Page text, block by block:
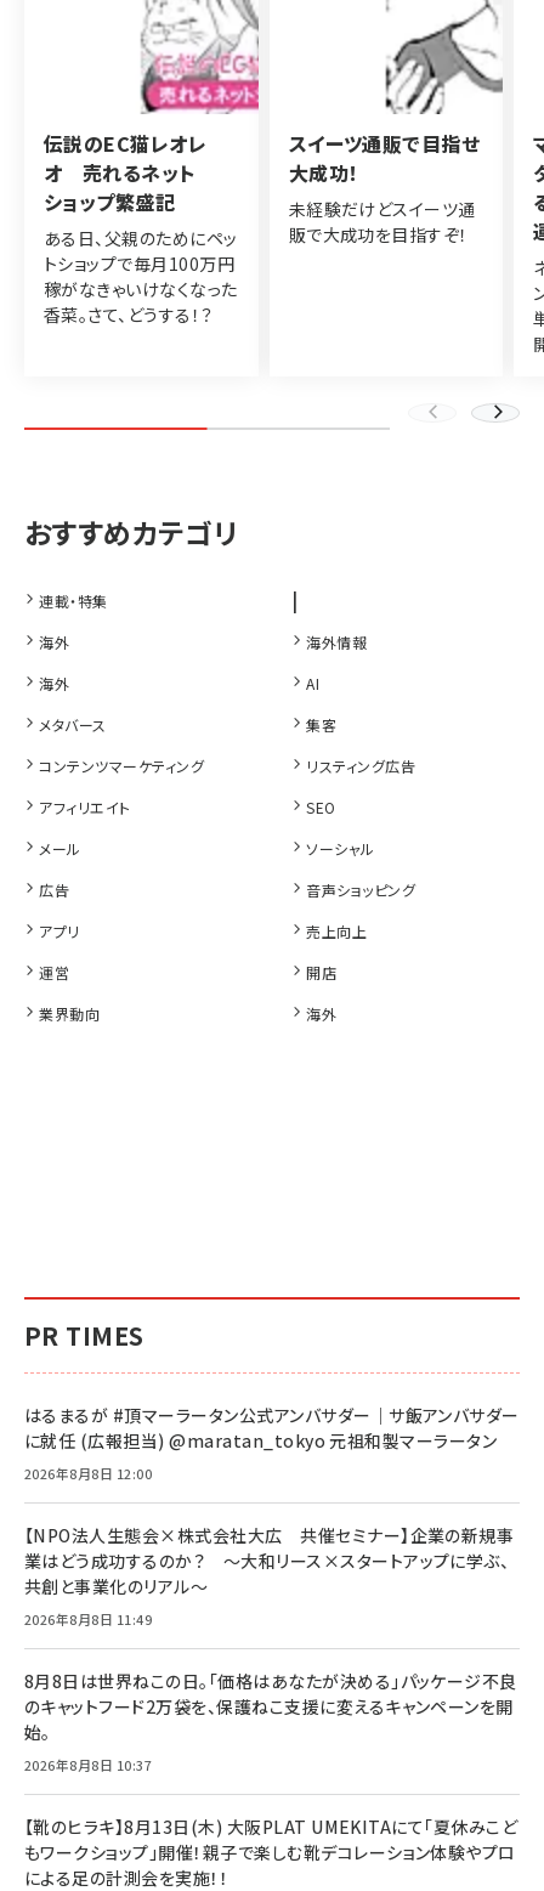
伝説のEC猫レオレ
オ 売れるネット
ショップ繁盛記
ある日、父親のためにペッ
トショップで毎月100万円
稼がなきゃいけなくなった
香菜。さて、どうする！？
スイーツ通販で目指せ
大成功！
未経験だけどスイーツ通
販で大成功を目指すぞ！
PR TIMES
はるまるが #頂マーラータン公式アンバサダー｜サ飯アンバサダー
に就任 (広報担当) @maratan_tokyo 元祖和製マーラータン
2026年8月8日 12:00
【NPO法人生態会×株式会社大広 共催セミナー】企業の新規事
業はどう成功するのか？ ～大和リース×スタートアップに学ぶ、
共創と事業化のリアル～
2026年8月8日 11:49
8月8日は世界ねこの日。「価格はあなたが決める」パッケージ不良
のキャットフード2万袋を、保護ねこ支援に変えるキャンペーンを開
始。
2026年8月8日 10:37
【靴のヒラキ】8月13日(木) 大阪PLAT UMEKITAにて「夏休みこど
もワークショップ」開催！親子で楽しむ靴デコレーション体験やプロ
による足の計測会を実施！！
連載・特集 |
海外
海外情報
海外
AI
メタバース
集客
コンテンツマーケティング
リスティング広告
アフィリエイト
SEO
メール
ソーシャル
広告
音声ショッピング
アプリ
売上向上
運営
開店
業界動向
海外